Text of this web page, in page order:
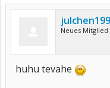
Neues Mitglied
huhu tevahe